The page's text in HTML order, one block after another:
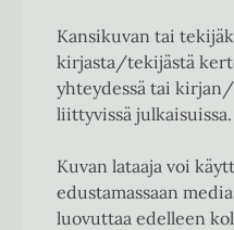
Kansikuvan tai
kirjasta/tekijästä
yhteydessä tai
liittyvissä julkaisuissa.
Kuvan lataaja voi
edustamassaan
luovuttaa edelleen